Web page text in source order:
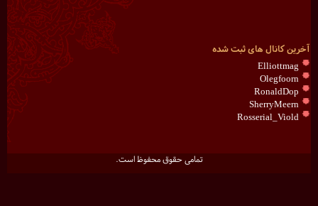
آخرین کانال های ثبت شده
Elliottmag
Olegfoorn
RonaldDop
SherryMeern
Rosserial_Viold
تمامی حقوق محفوظ است.